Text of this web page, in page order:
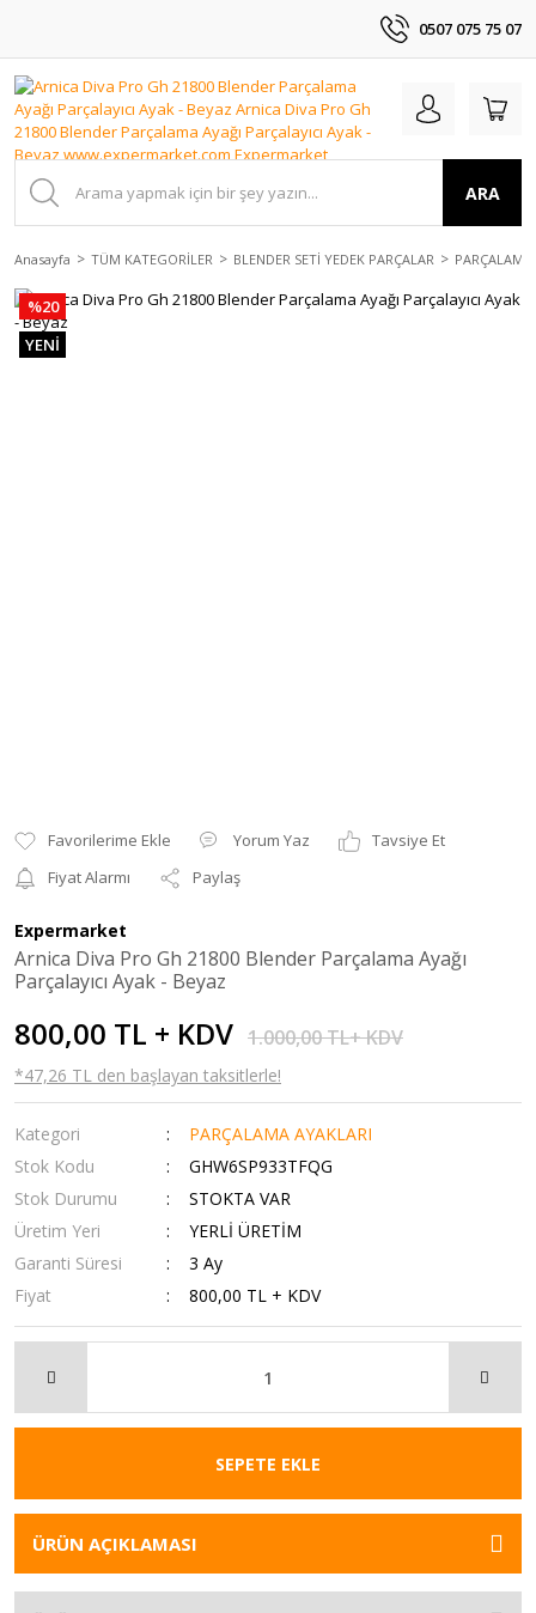
0507 075 75 07
ARA
Anasayfa TÜM KATEGORİLER BLENDER SETİ YEDEK PARÇALAR
%20
YENİ
Yorum Yaz
Tavsiye Et
Fiyat Alarmı
Paylaş
Expermarket
Arnica Diva Pro Gh 21800 Blender Parçalama Ayağı
Parçalayıcı Ayak - Beyaz
800,00 TL + KDV 1.000,00 TL+ KDV
*47,26 TL den başlayan taksitlerle!
Kategori
PARÇALAMA AYAKLARI
Stok Kodu
GHW6SP933TFQG
Stok Durumu
STOKTA VAR
Üretim Yeri
YERLİ ÜRETİM
Garanti Süresi
3 Ay
Fiyat
800,00 TL + KDV
SEPETE EKLE
ÜRÜN AÇIKLAMASI